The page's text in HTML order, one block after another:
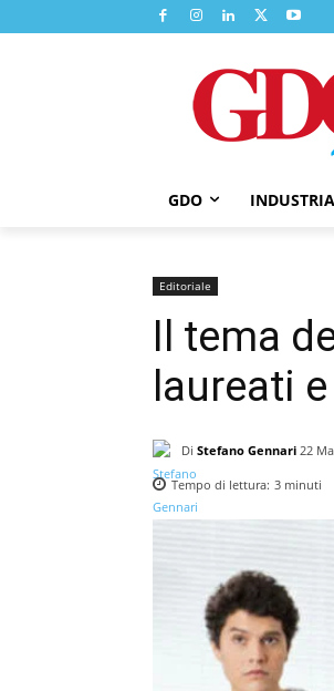
GDO INDUSTRIA
Editoriale
Il tema
laureati
Di Stefano Gennari 22
Tempo di lettura: 3 minuti